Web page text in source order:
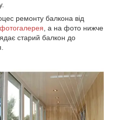
ремонту балкона від
фотогалерея , а на фото нижче
старий балкон до